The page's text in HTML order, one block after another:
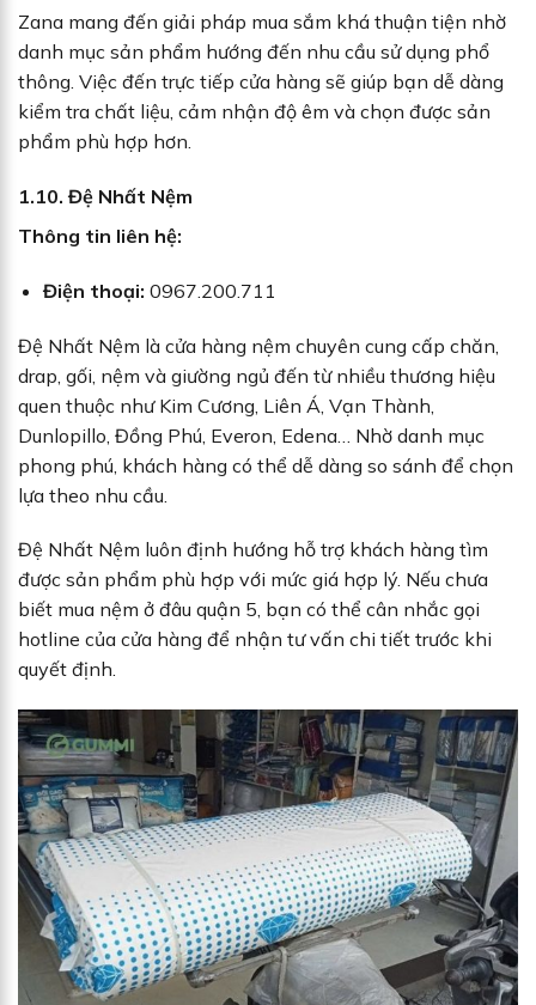
Zana mang đến giải pháp mua sắm khá thuận tiện nhờ
danh mục sản phẩm hướng đến nhu cầu sử dụng phổ
thông. Việc đến trực tiếp cửa hàng sẽ giúp bạn dễ dàng
kiểm tra chất liệu, cảm nhận độ êm và chọn được sản
phẩm phù hợp hơn.
1.10. Đệ Nhất Nệm
Thông tin liên hệ:
Điện thoại: 0967.200.711
Đệ Nhất Nệm là cửa hàng nệm chuyên cung cấp chăn,
drap, gối, nệm và giường ngủ đến từ nhiều thương hiệu
quen thuộc như Kim Cương, Liên Á, Vạn Thành,
Dunlopillo, Đồng Phú, Everon, Edena… Nhờ danh mục
phong phú, khách hàng có thể dễ dàng so sánh để chọn
lựa theo nhu cầu.
Đệ Nhất Nệm luôn định hướng hỗ trợ khách hàng tìm
được sản phẩm phù hợp với mức giá hợp lý. Nếu chưa
biết mua nệm ở đâu quận 5, bạn có thể cân nhắc gọi
hotline của cửa hàng để nhận tư vấn chi tiết trước khi
quyết định.